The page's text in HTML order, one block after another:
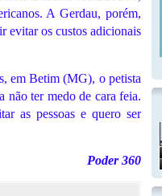
A Gerdau, porém,
evitar os custos adicionais
em Betim (MG), o petista
não ter medo de cara feia.
as pessoas e quero ser
Poder 360